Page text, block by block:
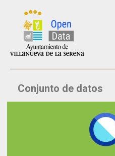
Inicio
Datos
Conjunto de datos